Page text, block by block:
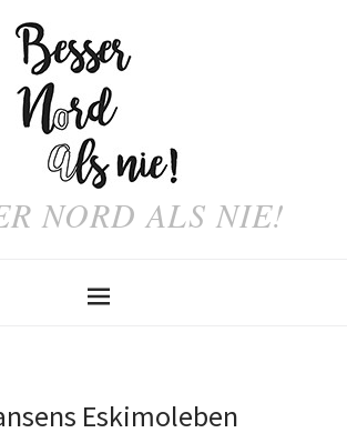
NORD ALS NIE!
Eskimoleben